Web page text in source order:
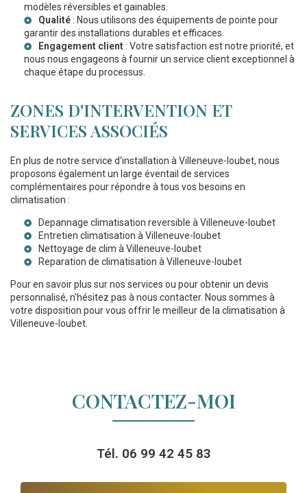
modèles réversibles et gainables.
Qualité : Nous utilisons des équipements de pointe pour
garantir des installations durables et efficaces.
Engagement client : Votre satisfaction est notre priorité, et
nous nous engageons à fournir un service client exceptionnel à
chaque étape du processus.
ZONES D'INTERVENTION ET
SERVICES ASSOCIÉS
En plus de notre service d'installation à Villeneuve-loubet, nous
proposons également un large éventail de services
complémentaires pour répondre à tous vos besoins en
climatisation :
Depannage climatisation reversible à Villeneuve-loubet
Entretien climatisation à Villeneuve-loubet
Nettoyage de clim à Villeneuve-loubet
Reparation de climatisation à Villeneuve-loubet
Pour en savoir plus sur nos services ou pour obtenir un devis
personnalisé, n'hésitez pas à nous contacter. Nous sommes à
votre disposition pour vous offrir le meilleur de la climatisation à
Villeneuve-loubet.
CONTACTEZ-MOI
Tél. 06 99 42 45 83